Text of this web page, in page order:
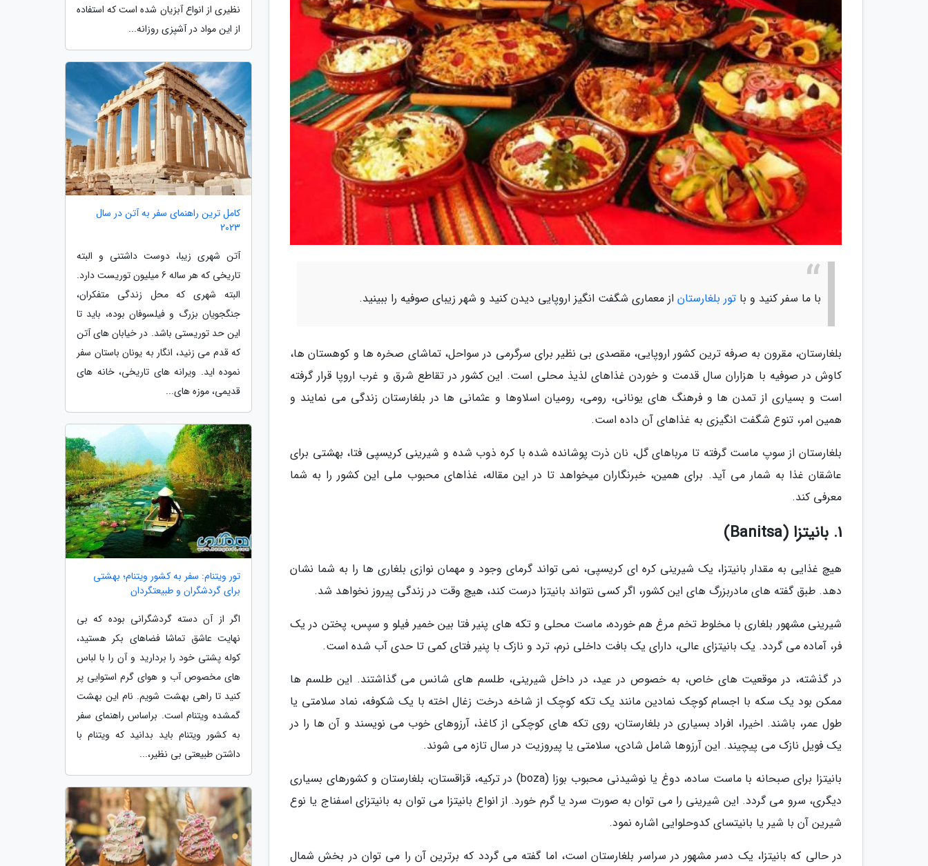
با ما سفر کنید و با تور بلغارستان از معماری شگفت انگیز اروپایی دیدن کنید و شهر زیبای صوفیه را ببینید.
بلغارستان، مقرون به صرفه ترین کشور اروپایی، مقصدی بی نظیر برای سرگرمی در سواحل، تماشای صخره ها و کوهستان ها،
کاوش در صوفیه با هزاران سال قدمت و خوردن غذاهای لذیذ محلی است. این کشور در تقاطع شرق و غرب اروپا قرار گرفته
است و بسیاری از تمدن ها و فرهنگ های یونانی، رومی، رومیان اسلاوها و عثمانی ها در بلغارستان زندگی می نمایند و
همین امر، تنوع شگفت انگیزی به غذاهای آن داده است.
بلغارستان از سوپ ماست گرفته تا مرباهای گل، نان ذرت پوشانده شده با کره ذوب شده و شیرینی کریسپی فتا، بهشتی برای
عاشقان غذا به شمار می آید. برای همین، خبرنگاران میخواهد تا در این مقاله، غذاهای محبوب ملی این کشور را به شما
معرفی کند.
1. بانیتزا (Banitsa)
هیچ غذایی به مقدار بانیتزا، یک شیرینی کره ای کریسپی، نمی تواند گرمای وجود و مهمان نوازی بلغاری ها را به شما نشان
دهد. طبق گفته های مادربزرگ های این کشور، اگر کسی نتواند بانیتزا درست کند، هیچ وقت در زندگی پیروز نخواهد شد.
شیرینی مشهور بلغاری با مخلوط تخم مرغ هم خورده، ماست محلی و تکه های پنیر فتا بین خمیر فیلو و سپس، پختن در یک
فر، آماده می گردد. یک بانیتزای عالی، دارای یک بافت داخلی نرم، ترد و نازک با پنیر فتای کمی تا حدی آب شده است.
در گذشته، در موقعیت های خاص، به خصوص در عید، در داخل شیرینی، طلسم های شانس می گذاشتند. این طلسم ها
ممکن بود یک سکه با اجسام کوچک نمادین مانند یک تکه کوچک از شاخه درخت زغال اخته با یک شکوفه، نماد سلامتی یا
طول عمر، باشند. اخیرا، افراد بسیاری در بلغارستان، روی تکه های کوچکی از کاغذ، آرزوهای خوب می نویسند و آن ها را در
یک فویل نازک می پیچیند. این آرزوها شامل شادی، سلامتی یا پیروزیت در سال تازه می شوند.
بانیتزا برای صبحانه با ماست ساده، دوغ یا نوشیدنی محبوب بوزا (boza) در ترکیه، قزاقستان، بلغارستان و کشورهای بسیاری
دیگری، سرو می گردد. این شیرینی را می توان به صورت سرد یا گرم خورد. از انواع بانیتزا می توان به بانیتزای اسفناج یا نوع
شیرین آن با شیر یا بانیتسای کدوحلوایی اشاره نمود.
در حالی که بانیتزا، یک دسر مشهور در سراسر بلغارستان است، اما گفته می گردد که برترین آن را می توان در بخش شمال
نظیری از انواع آبزیان شده است که استفاده
از این مواد در آشپزی روزانه...
کامل ترین راهنمای سفر به آتن در سال
2023
آتن شهری زیبا، دوست داشتنی و البته
تاریخی که هر ساله 6 میلیون توریست دارد.
البته شهری که محل زندگی متفکران،
جنگجویان بزرگ و فیلسوفان بوده، باید تا
این حد توریستی باشد. در خیابان های آتن
که قدم می زنید، انگار به یونان باستان سفر
نموده اید. ویرانه های تاریخی، خانه های
قدیمی، موزه های...
تور ویتنام: سفر به کشور ویتنام؛ بهشتی
برای گردشگران و طبیعتگردان
اگر از آن دسته گردشگرانی بوده که بی
نهایت عاشق تماشا فضاهای بکر هستید،
کوله پشتی خود را بردارید و آن را با لباس
های مخصوص آب و هوای گرم استوایی پر
کنید تا راهی بهشت شویم. نام این بهشت
گمشده ویتنام است. براساس راهنمای سفر
به کشور ویتنام باید بدانید که ویتنام با
داشتن طبیعتی بی نظیر،...